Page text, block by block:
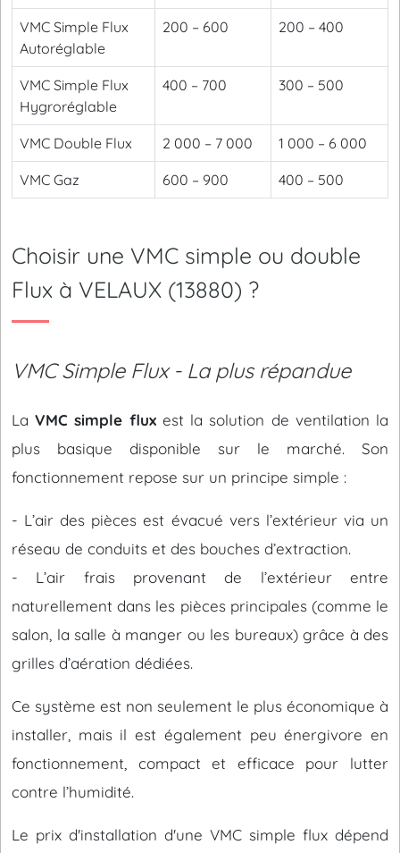
VMC Simple Flux
Autoréglable
200 – 600 200 – 400
VMC Simple Flux
Hygroréglable
400 – 700 300 – 500
VMC Double Flux 2 000 – 7 000 1 000 – 6 000
VMC Gaz 600 – 900 400 – 500
Choisir une VMC simple ou double
Flux à VELAUX (13880) ?
VMC Simple Flux - La plus répandue
LaVMC simple fluxest la solution de ventilation la
plus basique disponible sur le marché. Son
fonctionnement repose sur un principe simple :
- L’air des pièces est évacué vers l’extérieur via un
réseau de conduits et des bouches d’extraction.
- L’air frais provenant de l’extérieur entre
naturellement dans les pièces principales (comme le
salon, la salle à manger ou les bureaux) grâce à des
grilles d’aération dédiées.
Ce système est non seulement le plus économique à
installer, mais il est également peu énergivore en
fonctionnement, compact et efficace pour lutter
contre l’humidité.
Le prix d'installation d'une VMC simple flux dépend